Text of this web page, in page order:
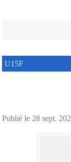
U15F
Publié le 28 sept.